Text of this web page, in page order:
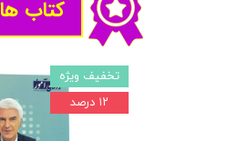
تخفیف ویژه
۱۲ درصد
کتاب